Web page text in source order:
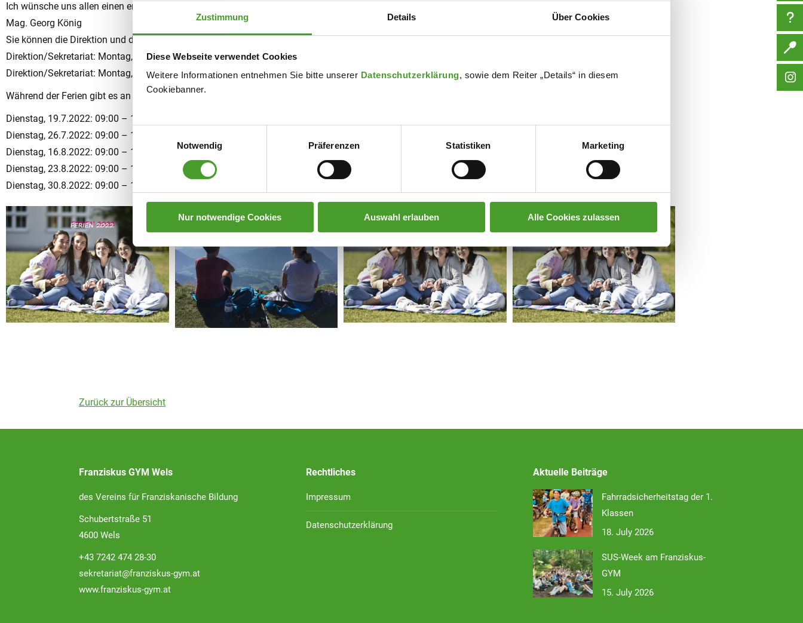
Zustimmung Details Über Cookies
Diese Webseite verwendet Cookies
Weitere Informationen entnehmen Sie bitte unserer Datenschutzerklärung, sowie dem Reiter „Details“ in diesem
Cookiebanner.
Einwilligungsauswahl
Notwendig
Präferenzen Statistiken Marketing
Nur notwendige Cookies Auswahl erlauben Alle Cookies zulassen
Ich wünsche uns allen einen erholsamen Sommer!
Mag. Georg König
Sie können die Direktion und das Sekretariat zu folgenden Zeiten in den Ferien erreichen:
Direktion/Sekretariat: Montag, 11.7.2022 bis Freitag, 15.7.2022: 09:00 – 12:00 Uhr
Direktion/Sekretariat: Montag, 5.9.2022 bis Freitag, 9.9.2022: 09:00 – 12:00 Uhr
Während der Ferien gibt es an folgenden Tagen im Sekretariat einen Journaldienst:
Dienstag, 19.7.2022: 09:00 – 12:00 Uhr
Dienstag, 26.7.2022: 09:00 – 12:00 Uhr
Dienstag, 16.8.2022: 09:00 – 12:00 Uhr
Dienstag, 23.8.2022: 09:00 – 12:00 Uhr
Dienstag, 30.8.2022: 09:00 – 12:00 Uhr
Zurück zur Übersicht
Franziskus GYM Wels
des Vereins für Franziskanische Bildung
Schubertstraße 51
4600 Wels
+43 7242 474 28-30
sekretariat@franziskus-gym.at
www.franziskus-gym.at
Rechtliches
Impressum
Datenschutzerklärung
Aktuelle Beiträge
Fahrradsicherheitstag der 1.
Klassen
18. July 2026
SUS-Week am Franziskus-
GYM
15. July 2026